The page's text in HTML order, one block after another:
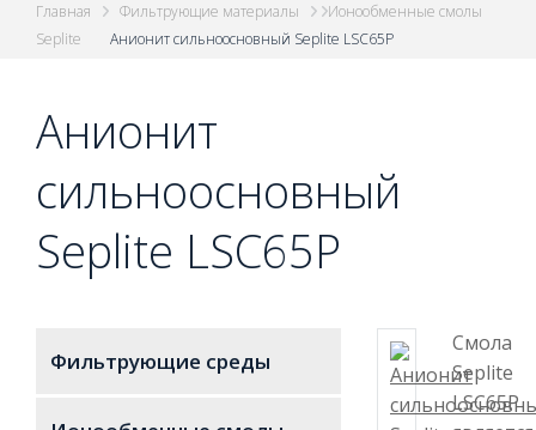
Главная Фильтрующие материалы
Ионообменные смолы
Seplite
Анионит сильноосновный Seplite LSC65P
Анионит
сильноосновный
Seplite LSC65P
Смола
Seplite
LSC65P
Фильтрующие среды